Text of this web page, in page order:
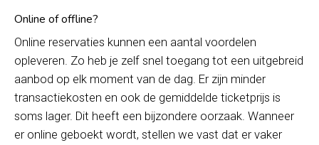
Online of offline?
Online reservaties kunnen een aantal voordelen
opleveren. Zo heb je zelf snel toegang tot een uitgebreid
aanbod op elk moment van de dag. Er zijn minder
transactiekosten en ook de gemiddelde ticketprijs is
soms lager. Dit heeft een bijzondere oorzaak. Wanneer
er online geboekt wordt, stellen we vast dat er vaker